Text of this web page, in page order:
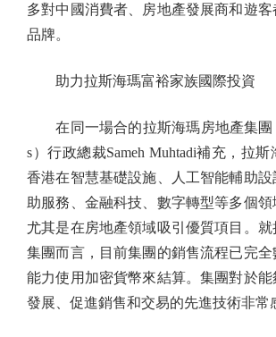
多對中國消費者、房地產發展商和遊
品牌。
助力拉斯海瑪富裕家族國際投資
在同一場合的拉斯海瑪房地產集團
s）行政總裁Sameh Muhtadi補充，拉
香港在智慧基礎設施、人工智能輔助
助服務、金融科技、數字轉型等多個領
尤其是在房地產領域吸引優質項目。
集團而言，目前集團的銷售流程已完
能力使用加密貨幣來結算。集團對於
發展、促進銷售和交易的先進技術非常